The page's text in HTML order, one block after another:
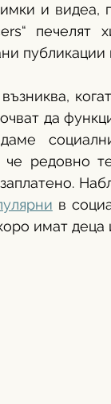
и видеа,
публикации
да
редовно
в
имат деца